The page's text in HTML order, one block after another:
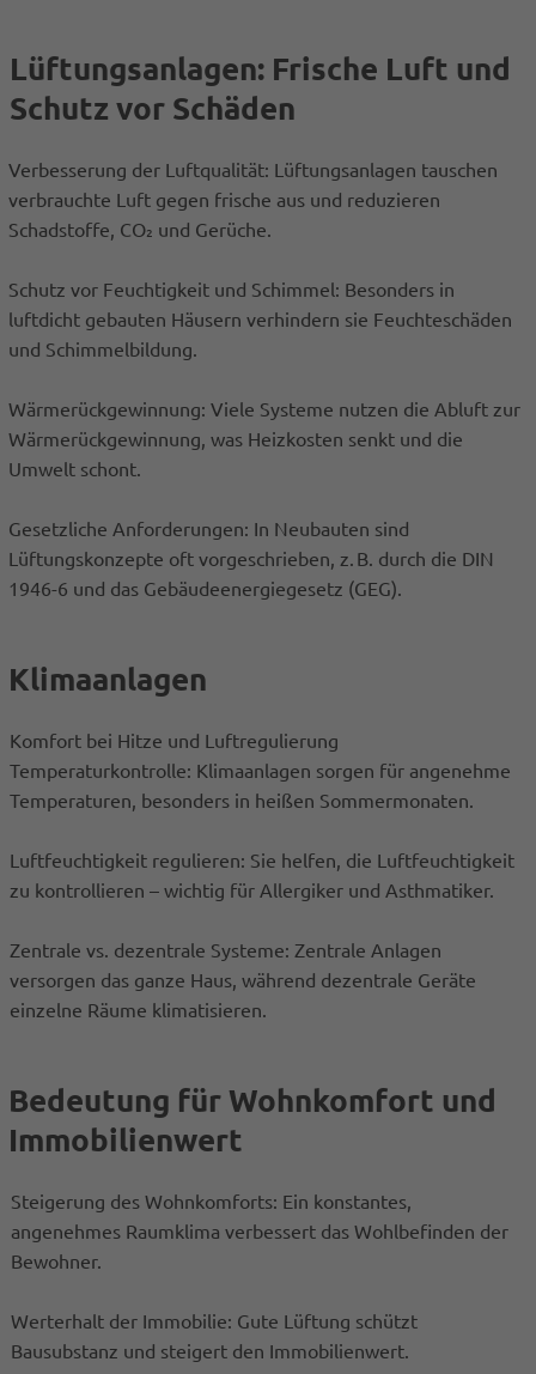
Lüftungsanlagen: Frische Luft und
Schutz vor Schäden
Verbesserung der Luftqualität: Lüftungsanlagen tauschen
verbrauchte Luft gegen frische aus und reduzieren
Schadstoffe, CO₂ und Gerüche.
Schutz vor Feuchtigkeit und Schimmel: Besonders in
luftdicht gebauten Häusern verhindern sie Feuchteschäden
und Schimmelbildung.
Wärmerückgewinnung: Viele Systeme nutzen die Abluft zur
Wärmerückgewinnung, was Heizkosten senkt und die
Umwelt schont.
Gesetzliche Anforderungen: In Neubauten sind
Lüftungskonzepte oft vorgeschrieben, z. B. durch die DIN
1946-6 und das Gebäudeenergiegesetz (GEG).
Klimaanlagen
Komfort bei Hitze und Luftregulierung
Temperaturkontrolle: Klimaanlagen sorgen für angenehme
Temperaturen, besonders in heißen Sommermonaten.
Luftfeuchtigkeit regulieren: Sie helfen, die Luftfeuchtigkeit
zu kontrollieren – wichtig für Allergiker und Asthmatiker.
Zentrale vs. dezentrale Systeme: Zentrale Anlagen
versorgen das ganze Haus, während dezentrale Geräte
einzelne Räume klimatisieren.
Bedeutung für Wohnkomfort und
Immobilienwert
Steigerung des Wohnkomforts: Ein konstantes,
angenehmes Raumklima verbessert das Wohlbefinden der
Bewohner.
Werterhalt der Immobilie: Gute Lüftung schützt
Bausubstanz und steigert den Immobilienwert.